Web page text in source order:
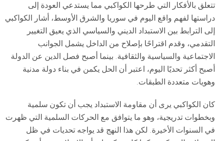
تتعلق بالأفكار التي طرحها الكواكبي مما يستدعي العودة إلى
دراستها لفهم واقع اليوم في سوريا والشرق الأوسط، أشار الكواكبي
إلى الترابط بين الاستبداد الديني والسياسي الذي يعيق التغيير
التقدمي، وقدم اقتراحًا بإصلاح من الداخل يشمل الجوانب
الاجتماعية والسياسية والثقافية. بينما أصبح فصل الدين عن الدولة
أصبح أكثر تحديًا اليوم، اعتبر أن الحل يكمن في بناء دولة مدنية
وهويات متعددة الطبقات.
كان الكواكبي يرى أن مقاومة الاستبداد يجب أن تكون سلمية
وبخطوات تدريجية، وهو ما يتوافق مع الحركات السلمية التي ظهرت
في السنوات الأخيرة. لكن هذا النهج قد يواجه تحديات في ظل